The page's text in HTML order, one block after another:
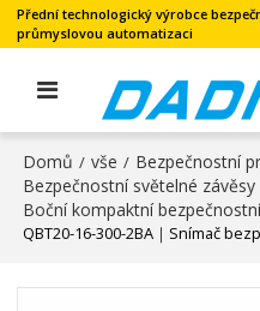
Přední technologický výrobce
průmyslovou automatizaci
Domů / vše / Bezpečnostní
Bezpečnostní světelné závěsy
Boční kompaktní
QBT20-16-300-2BA｜Snímač